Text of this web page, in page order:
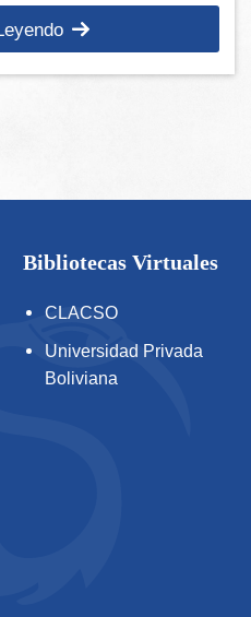
Bibliotecas Virtuales
CLACSO
Universidad Privada
Boliviana